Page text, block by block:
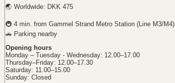
🌏 Worldwide: DKK 475
🚇 4 min. from Gammel Strand Metro Station (Line M3/M4)
🚗 Parking nearby
Opening hours
Monday – Tuesday - Wednesday: 12.00–17.00
Thursday–Friday: 12.00–17.30
Saturday: 11.00–15.00
Sunday: Closed